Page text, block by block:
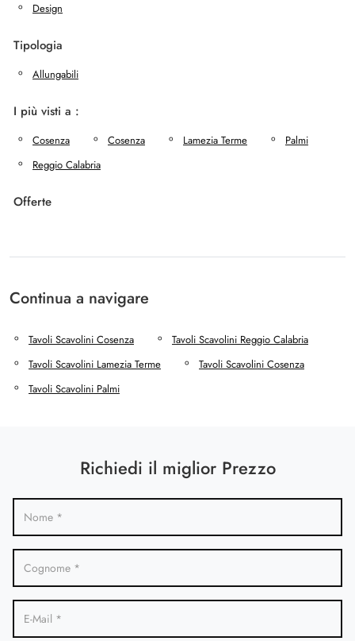
Design
Tipologia
Allungabili
I più visti a :
Cosenza Cosenza Lamezia Terme
Palmi
Reggio Calabria
Offerte
Continua a navigare
Tavoli Scavolini Cosenza
Tavoli Scavolini Reggio Calabria
Tavoli Scavolini Lamezia Terme
Tavoli Scavolini Cosenza
Tavoli Scavolini Palmi
Richiedi il miglior Prezzo